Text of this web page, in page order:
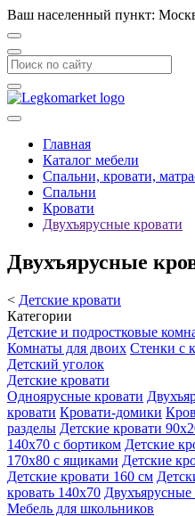
Ваш населенный пункт:
Главная
Каталог мебели
Спальни, кровати,
Спальни
Кровати
Двухъярусные кровати
Двухъярусные
< Детские кровати
Категории
Детские и подростковые
Комнаты для двоих Стенки с
Детский уголок
Детские кровати
Одноярусные кровати
кровати Кровати-домики
разделы Детские кровати
140х70 с бортиком Детские
170х80 с ящиками Детские
Детские кровати 160 см
кровать 140х70
Мебель для школьников